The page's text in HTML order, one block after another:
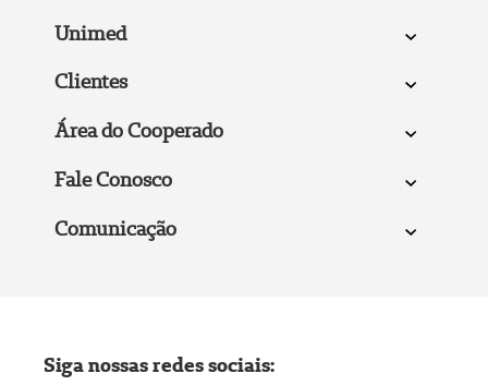
Unimed
Clientes
Área do Cooperado
Fale Conosco
Comunicação
Siga nossas redes sociais: